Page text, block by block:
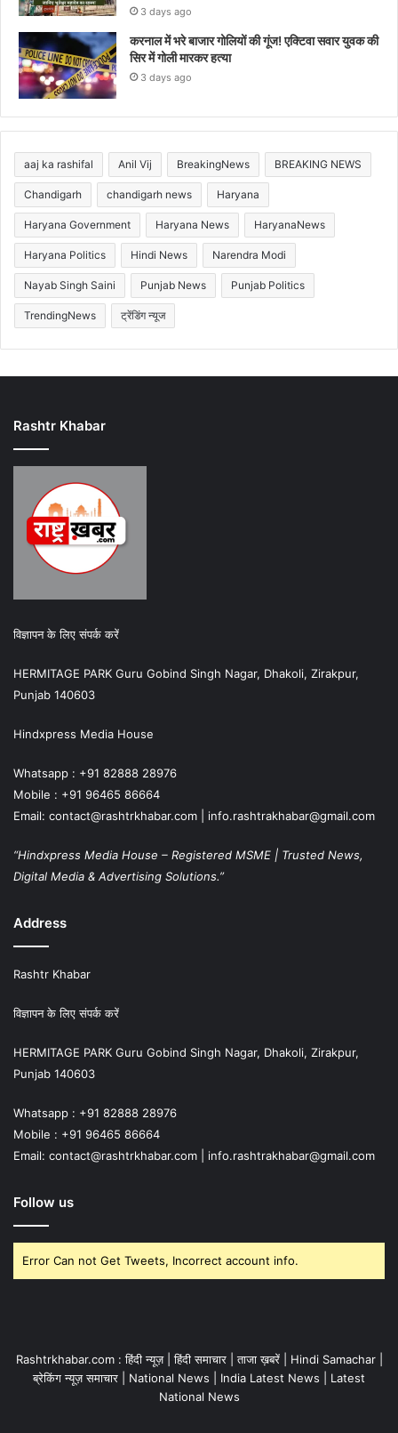
3 days ago
करनाल में भरे बाजार गोलियों की गूंज! एक्टिवा सवार युवक की
सिर में गोली मारकर हत्या
3 days ago
aaj ka rashifal Anil Vij BreakingNews BREAKING NEWS
Chandigarh chandigarh news Haryana
Haryana Government Haryana News HaryanaNews
Haryana Politics Hindi News Narendra Modi
Nayab Singh Saini Punjab News Punjab Politics
TrendingNews ट्रेंडिंग न्यूज
Rashtr Khabar
विज्ञापन के लिए संपर्क करें
HERMITAGE PARK Guru Gobind Singh Nagar, Dhakoli, Zirakpur,
Punjab 140603
Hindxpress Media House
Whatsapp : +91 82888 28976
Mobile : +91 96465 86664
Email: contact@rashtrkhabar.com | info.rashtrakhabar@gmail.com
“Hindxpress Media House – Registered MSME | Trusted News,
Digital Media & Advertising Solutions.”
Address
Rashtr Khabar
विज्ञापन के लिए संपर्क करें
HERMITAGE PARK Guru Gobind Singh Nagar, Dhakoli, Zirakpur,
Punjab 140603
Whatsapp : +91 82888 28976
Mobile : +91 96465 86664
Email: contact@rashtrkhabar.com | info.rashtrakhabar@gmail.com
Follow us
Error Can not Get Tweets, Incorrect account info.
Rashtrkhabar.com : हिंदी न्यूज़ | हिंदी समाचार | ताजा ख़बरें | Hindi Samachar |
ब्रेकिंग न्यूज़ समाचार | National News | India Latest News | Latest
National News